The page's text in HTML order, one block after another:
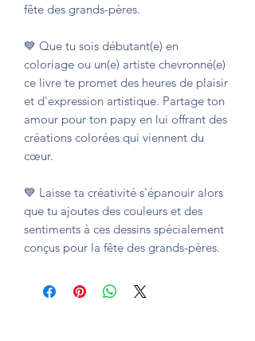
fête des grands-pères.
💙 Que tu sois débutant(e) en
coloriage ou un(e) artiste chevronné(e)
ce livre te promet des heures de plaisir
et d'expression artistique. Partage ton
amour pour ton papy en lui offrant des
créations colorées qui viennent du
cœur.
💙 Laisse ta créativité s'épanouir alors
que tu ajoutes des couleurs et des
sentiments à ces dessins spécialement
conçus pour la fête des grands-pères.